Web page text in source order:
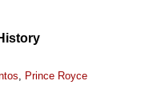
, Prince Royce